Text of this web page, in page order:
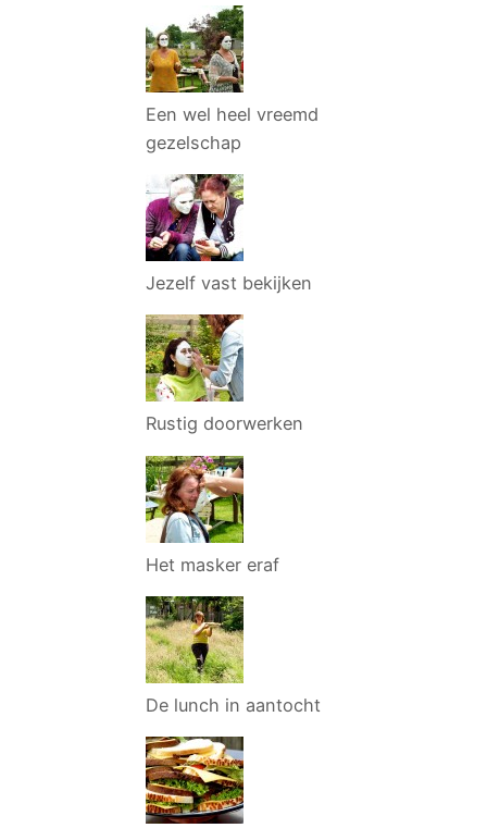
Een wel heel vreemd
gezelschap
Jezelf vast bekijken
Rustig doorwerken
Het masker eraf
De lunch in aantocht